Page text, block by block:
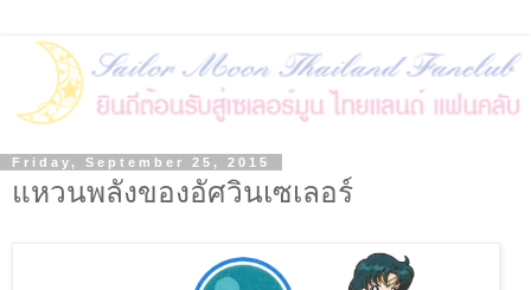
Friday, September 25, 2015
แหวนพลังของอัศวินเซเลอร์